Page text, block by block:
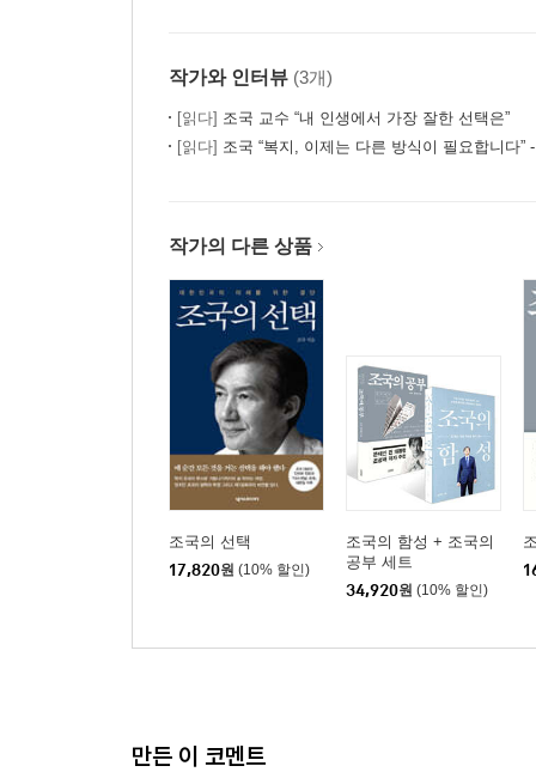
작가와 인터뷰 (3개)
[읽다] 조국 교수 “내 인생에서 가장 잘한 선택은”
[읽다] 조국 “복지, 이제는 다른 방식이 필요합니다” - 『조국,
작가의 다른 상품
조국의 선택
17,820원 (10% 할인)
조국의 함성 + 조국의
공부 세트
34,920원 (10% 할인)
만든 이 코멘트